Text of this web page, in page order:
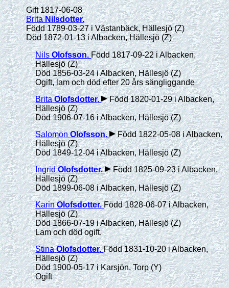
Gift 1817-06-08
Brita Nilsdotter.
Född 1789-03-27 i Västanbäck, Hällesjö (Z)
Död 1872-01-13 i Albacken, Hällesjö (Z)
Nils Olofsson.Född 1817-09-22 i Albacken,
Hällesjö (Z)
Död 1856-03-24 i Albacken, Hällesjö (Z)
Ogift, lam och död efter 20 års sängliggande
Brita Olofsdotter.
Född 1820-01-29 i Albacken,
Hällesjö (Z)
Död 1906-07-16 i Albacken, Hällesjö (Z)
Salomon Olofsson.
Född 1822-05-08 i Albacken,
Hällesjö (Z)
Död 1849-12-04 i Albacken, Hällesjö (Z)
Ingrid Olofsdotter.
Född 1825-09-23 i Albacken,
Hällesjö (Z)
Död 1899-06-08 i Albacken, Hällesjö (Z)
Karin Olofsdotter.Född 1828-06-07 i Albacken,
Hällesjö (Z)
Död 1866-07-19 i Albacken, Hällesjö (Z)
Lam och död ogift.
Stina Olofsdotter.Född 1831-10-20 i Albacken,
Hällesjö (Z)
Död 1900-05-17 i Karsjön, Torp (Y)
Ogift